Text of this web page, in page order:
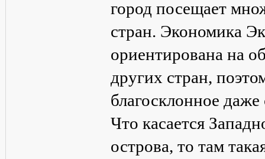
город посещает
стран. Экономика
ориентирована на
других стран,
благосклонное
Что касается
острова, то там